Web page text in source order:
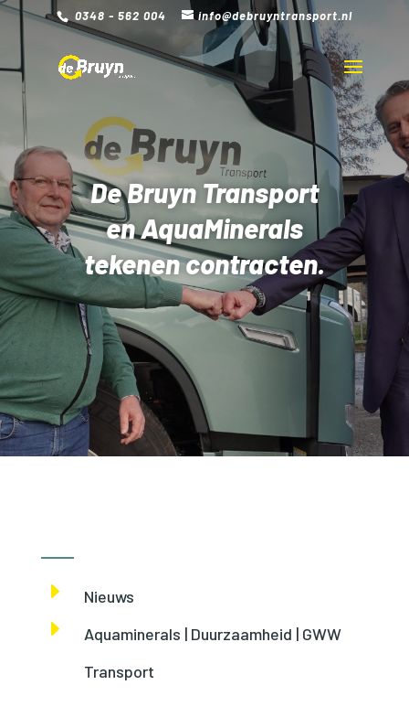
0348 - 562 004 info@debruyntransport.nl
De Bruyn Transport
en AquaMinerals
tekenen contracten.
E Nieuws
E
Aquaminerals | Duurzaamheid | GWW
Transport